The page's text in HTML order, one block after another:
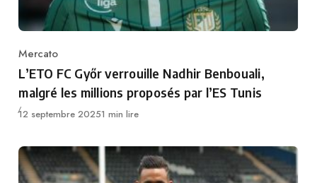
Category
Mercato
L’ETO FC Győr verrouille Nadhir Benbouali,
malgré les millions proposés par l’ES Tunis
Publié
12 septembre 20251 min lire